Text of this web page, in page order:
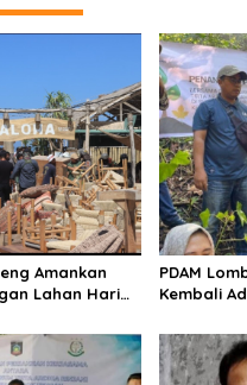
Amankan
Lahan Hari
PDAM
Kembali
Lantan